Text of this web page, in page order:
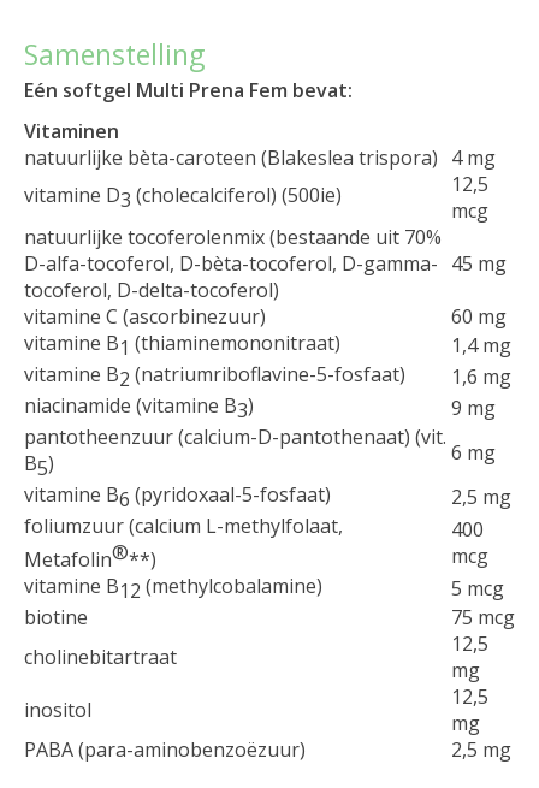
Samenstelling
Eén softgel Multi Prena Fem bevat:
Vitaminen
natuurlijke bèta-caroteen (Blakeslea trispora) 4 mg
vitamine D3 (cholecalciferol) (500ie)
12,5
mcg
natuurlijke tocoferolenmix (bestaande uit 70%
D-alfa-tocoferol, D-bèta-tocoferol, D-gamma-
tocoferol, D-delta-tocoferol)
45 mg
vitamine C (ascorbinezuur)
60 mg
vitamine B1 (thiaminemononitraat)
1,4 mg
vitamine B2 (natriumriboflavine-5-fosfaat)
1,6 mg
niacinamide (vitamine B3)
9 mg
pantotheenzuur (calcium-D-pantothenaat) (vit.
B5)
6 mg
vitamine B6 (pyridoxaal-5-fosfaat)
2,5 mg
foliumzuur (calcium L-methylfolaat,
Metafolin®**)
400
mcg
vitamine B12 (methylcobalamine)
5 mcg
biotine
75 mcg
cholinebitartraat
12,5
mg
inositol
12,5
mg
PABA (para-aminobenzoëzuur)
2,5 mg